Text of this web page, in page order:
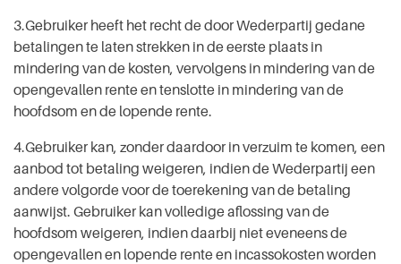
3.Gebruiker heeft het recht de door Wederpartij gedane
betalingen te laten strekken in de eerste plaats in
mindering van de kosten, vervolgens in mindering van de
opengevallen rente en tenslotte in mindering van de
hoofdsom en de lopende rente.
4.Gebruiker kan, zonder daardoor in verzuim te komen, een
aanbod tot betaling weigeren, indien de Wederpartij een
andere volgorde voor de toerekening van de betaling
aanwijst. Gebruiker kan volledige aflossing van de
hoofdsom weigeren, indien daarbij niet eveneens de
opengevallen en lopende rente en incassokosten worden